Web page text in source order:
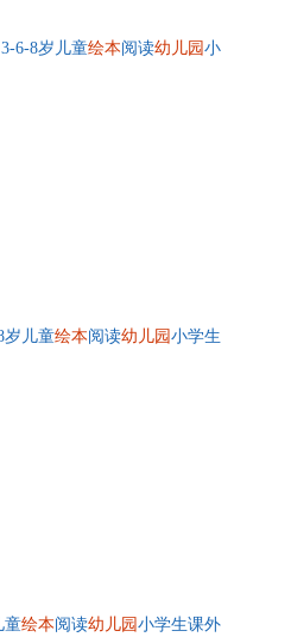
6-8岁儿童绘本阅读幼儿园 小
岁儿童绘本阅读幼儿园 小学生
童绘本阅读幼儿园 小学生课外